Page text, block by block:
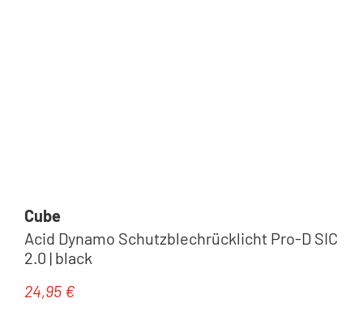
Cube
Acid Dynamo Schutzblechrücklicht Pro-D SIC
2.0 | black
Regulärer Preis:
24,95 €